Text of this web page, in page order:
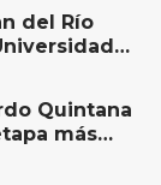
del Río
recibir
Quintana
más
vial